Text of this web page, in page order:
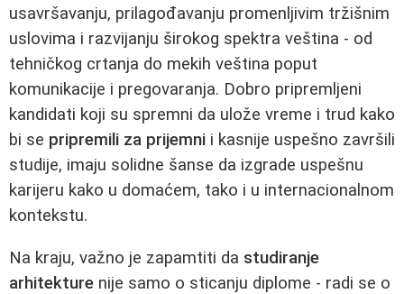
usavršavanju, prilagođavanju promenljivim tržišnim
uslovima i razvijanju širokog spektra veština - od
tehničkog crtanja do mekih veština poput
komunikacije i pregovaranja. Dobro pripremljeni
kandidati koji su spremni da ulože vreme i trud kako
bi se pripremili za prijemni i kasnije uspešno završili
studije, imaju solidne šanse da izgrade uspešnu
karijeru kako u domaćem, tako i u internacionalnom
kontekstu.
Na kraju, važno je zapamtiti da studiranje
arhitekture nije samo o sticanju diplome - radi se o